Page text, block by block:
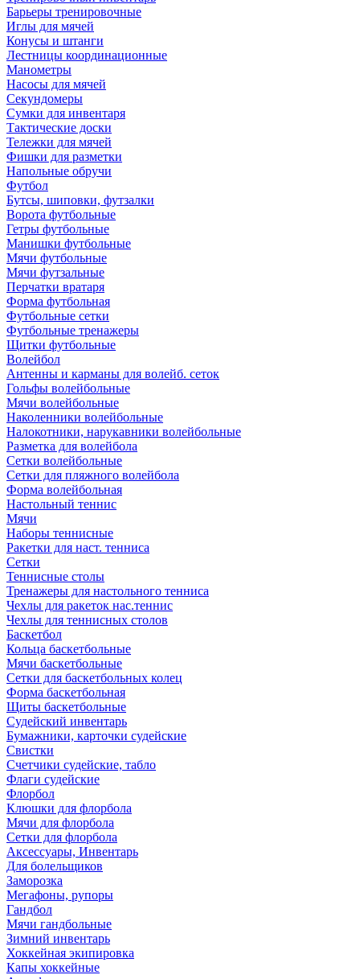
Барьеры тренировочные
Иглы для мячей
Конусы и штанги
Лестницы координационные
Манометры
Насосы для мячей
Секундомеры
Сумки для инвентаря
Тактические доски
Тележки для мячей
Фишки для разметки
Напольные обручи
Футбол
Бутсы, шиповки, футзалки
Ворота футбольные
Гетры футбольные
Манишки футбольные
Мячи футбольные
Мячи футзальные
Перчатки вратаря
Форма футбольная
Футбольные сетки
Футбольные тренажеры
Щитки футбольные
Волейбол
Антенны и карманы для волейб. сеток
Гольфы волейбольные
Мячи волейбольные
Наколенники волейбольные
Налокотники, нарукавники волейбольные
Разметка для волейбола
Сетки волейбольные
Сетки для пляжного волейбола
Форма волейбольная
Настольный теннис
Мячи
Наборы теннисные
Ракетки для наст. тенниса
Сетки
Теннисные столы
Тренажеры для настольного тенниса
Чехлы для ракеток нас.теннис
Чехлы для теннисных столов
Баскетбол
Кольца баскетбольные
Мячи баскетбольные
Сетки для баскетбольных колец
Форма баскетбольная
Щиты баскетбольные
Судейский инвентарь
Бумажники, карточки судейские
Свистки
Счетчики судейские, табло
Флаги судейские
Флорбол
Клюшки для флорбола
Мячи для флорбола
Сетки для флорбола
Аксессуары, Инвентарь
Для болельщиков
Заморозка
Мегафоны, рупоры
Гандбол
Мячи гандбольные
Зимний инвентарь
Хоккейная экипировка
Капы хоккейные